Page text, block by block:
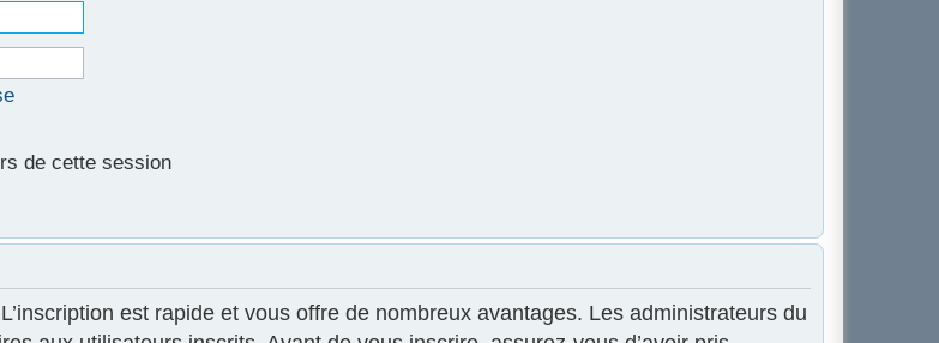
de cette session
est rapide et vous offre de nombreux avantages. Les administrateurs du